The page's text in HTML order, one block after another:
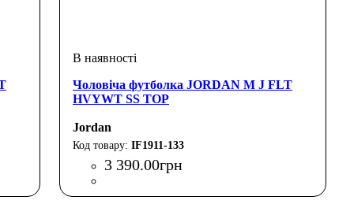
Чоловіча футболка JORDAN M J FLT
HVYWT SS TOP
Jordan
IF1911-133
3 390.00грн